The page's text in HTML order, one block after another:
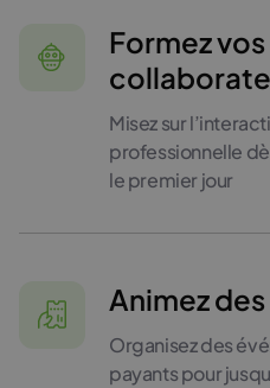
Formez vos
Misez sur
professionnelle
le premier jour
Animez
Organisez des
payants pour